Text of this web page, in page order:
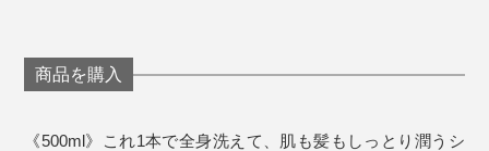
商品を購入
《500ml》これ1本で全身洗えて、肌も髪もしっとり潤うシ